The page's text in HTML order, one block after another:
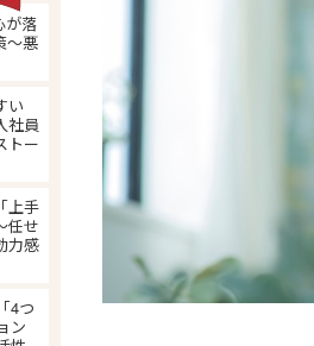
が落
～悪
い
社員
トー
上手
任せ
力感
4つ
ン